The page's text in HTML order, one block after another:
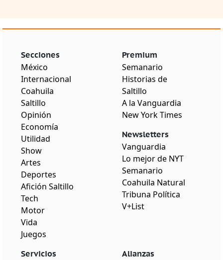
Secciones
México
Internacional
Coahuila
Saltillo
Opinión
Economía
Utilidad
Show
Artes
Deportes
Afición Saltillo
Tech
Motor
Vida
Juegos
Premium
Semanario
Historias de
Saltillo
A la Vanguardia
New York Times
Newsletters
Vanguardia
Lo mejor de NYT
Semanario
Coahuila Natural
Tribuna Política
V+List
Servicios Alianzas